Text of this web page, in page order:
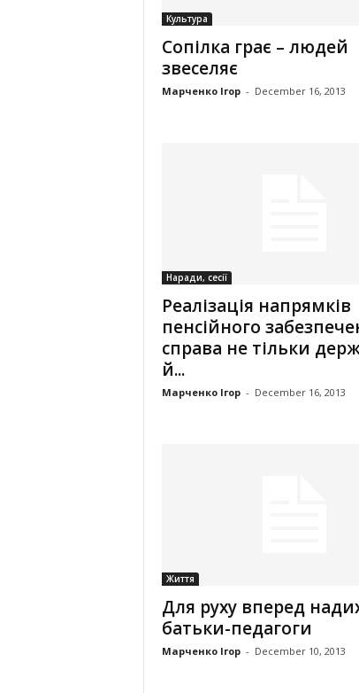
Культура
Сопілка грає – людей
звеселяє
Марченко Ігор - December 16, 2013
Наради, сесії
Реалізація напрямків
пенсійного
справа не тільки
й...
Марченко Ігор - December 16, 2013
Життя
Для руху вперед
батьки-педагоги
Марченко Ігор - December 10, 2013